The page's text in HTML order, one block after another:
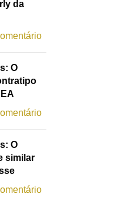
da
O
O
similar